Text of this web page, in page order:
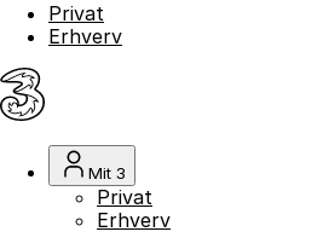
Privat
Erhverv
Mit 3
Privat
Erhverv